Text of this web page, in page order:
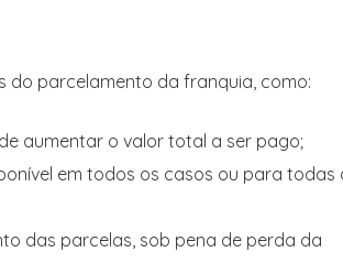
do parcelamento da franquia, como:
aumentar o valor total a ser pago;
em todos os casos ou para todas
das parcelas, sob pena de perda da